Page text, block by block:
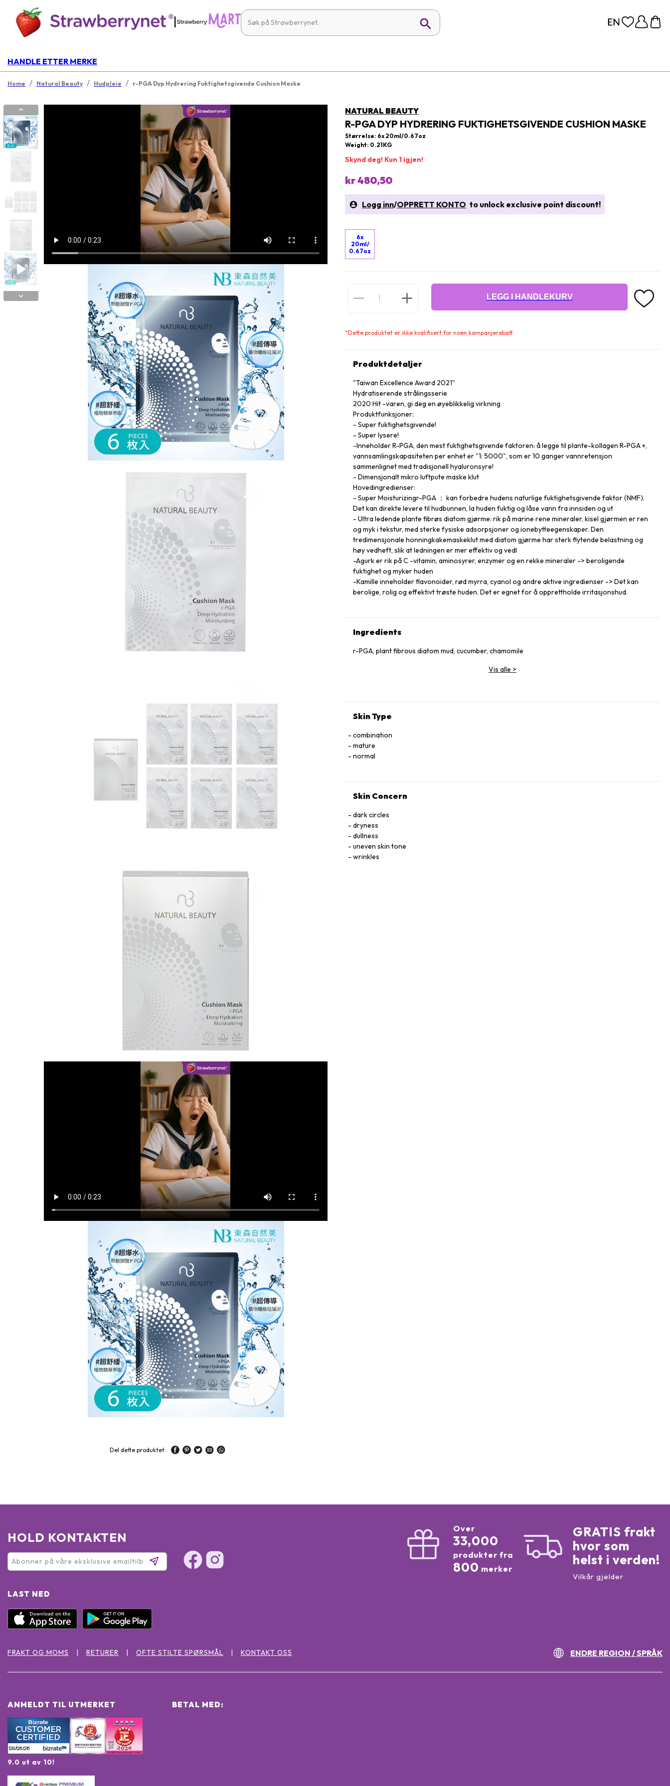
|
HANDLE ETTER MERKE
Home / Natural Beauty / Hudpleie / r-PGA Dyp Hydrering Fuktighetsgivende Cushion Maske
Del dette produktet:
NATURAL BEAUTY
R-PGA DYP HYDRERING FUKTIGHETSGIVENDE CUSHION MASKE
Størrelse: 6x 20ml/0.67oz
Weight: 0.21KG
Skynd deg! Kun 1 igjen!
kr 480,50
Logg inn/OPPRETT KONTO to unlock exclusive point discount!
6x
20ml/
0.67oz
LEGG I HANDLEKURV
*Dette produktet er ikke kvalifisert for noen kampanjerabatt.
Produktdetaljer
"Taiwan Excellence Award 2021"
Hydratiserende strålingsserie
2020 Hit -varen, gi deg en øyeblikkelig virkning
Produktfunksjoner:
- Super fuktighetsgivende!
- Super lysere!
-Inneholder R-PGA, den mest fuktighetsgivende faktoren: å legge til plante-kollagen R-PGA +,
vannsamlingskapasiteten per enhet er "1: 5000", som er 10 ganger vannretensjon
sammenlignet med tradisjonell hyaluronsyre!
- Dimensjonalt mikro luftpute maske klut
Hovedingredienser:
- Super Moisturizingr-PGA ： kan forbedre hudens naturlige fuktighetsgivende faktor (NMF).
Det kan direkte levere til hudbunnen, la huden fuktig og låse vann fra innsiden og ut
- Ultra ledende plante fibrøs diatom gjørme: rik på marine rene mineraler, kisel gjørmen er ren
og myk i tekstur, med sterke fysiske adsorpsjoner og ionebytteegenskaper. Den
tredimensjonale honningkakemaskeklut med diatom gjørme har sterk flytende belastning og
høy vedheft, slik at ledningen er mer effektiv og vedl
-Agurk er rik på C -vitamin, aminosyrer, enzymer og en rekke mineraler -> beroligende
fuktighet og myker huden
-Kamille inneholder flavonoider, rød myrra, cyanol og andre aktive ingredienser -> Det kan
berolige, rolig og effektivt trøste huden. Det er egnet for å opprettholde irritasjonshud.
Ingredients
r-PGA, plant fibrous diatom mud, cucumber, chamomile
Vis alle >
Skin Type
combination
mature
normal
Skin Concern
dark circles
dryness
dullness
uneven skin tone
wrinkles
HOLD KONTAKTEN
LAST NED
Over
33,000
produkter fra
800 merker
GRATIS frakt
hvor som
helst i verden!
Vilkår gjelder
FRAKT OG MOMS RETURER OFTE STILTE SPØRSMÅL KONTAKT OSS ENDRE REGION / SPRÅK
ANMELDT TIL UTMERKET
9.0 ut av 10!
BETAL MED: